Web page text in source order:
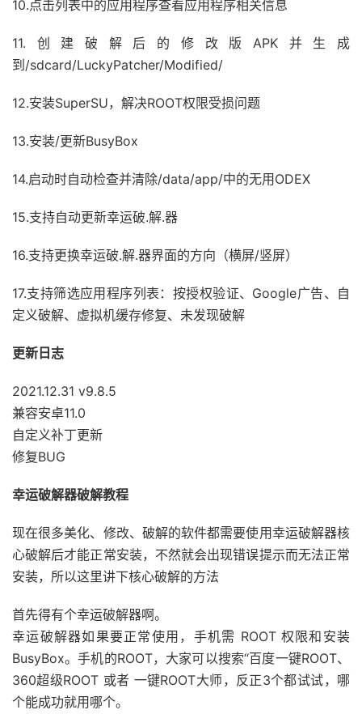
10.点击列表中的应用程序查看应用程序相关信息
11.创建破解后的修改版APK并生成
到/sdcard/LuckyPatcher/Modified/
12.安装SuperSU，解决ROOT权限受损问题
13.安装/更新BusyBox
14.启动时自动检查并清除/data/app/中的无用ODEX
15.支持自动更新幸运破.解.器
16.支持更换幸运破.解.器界面的方向（横屏/竖屏）
17.支持筛选应用程序列表：按授权验证、Google广告、自
定义破解、虚拟机缓存修复、未发现破解
更新日志
2021.12.31 v9.8.5
兼容安卓11.0
自定义补丁更新
修复BUG
幸运破解器破解教程
现在很多美化、修改、破解的软件都需要使用幸运破解器核
心破解后才能正常安装，不然就会出现错误提示而无法正常
安装，所以这里讲下核心破解的方法
首先得有个幸运破解器啊。
幸运破解器如果要正常使用，手机需 ROOT 权限和安装
BusyBox。手机的ROOT，大家可以搜索“百度一键ROOT、
360超级ROOT 或者 一键ROOT大师，反正3个都试试，哪
个能成功就用哪个。